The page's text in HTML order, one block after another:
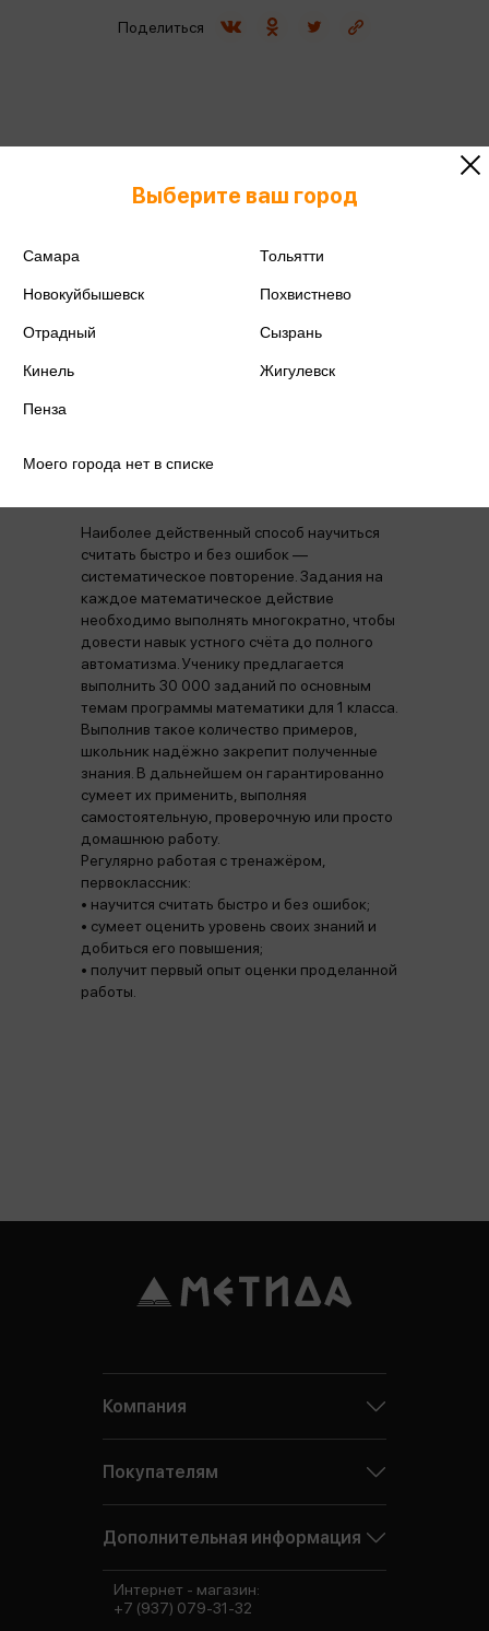
Поделиться
Наиболее действенный способ научиться
считать быстро и без ошибок —
систематическое повторение. Задания на
каждое математическое действие
необходимо выполнять многократно, чтобы
довести навык устного счёта до полного
автоматизма. Ученику предлагается
выполнить 30 000 заданий по основным
темам программы математики для 1 класса.
Выполнив такое количество примеров,
школьник надёжно закрепит полученные
знания. В дальнейшем он гарантированно
сумеет их применить, выполняя
самостоятельную, проверочную или просто
домашнюю работу.
Регулярно работая с тренажёром,
первоклассник:
• научится считать быстро и без ошибок;
• сумеет оценить уровень своих знаний и
добиться его повышения;
• получит первый опыт оценки проделанной
работы.
Выберите ваш город
Самара Тольятти
Новокуйбышевск Похвистнево
Отрадный Сызрань
Кинель Жигулевск
Пенза
Моего города нет в списке
Компания
Покупателям
Дополнительная информация
Интернет - магазин:
+7 (937) 079-31-32